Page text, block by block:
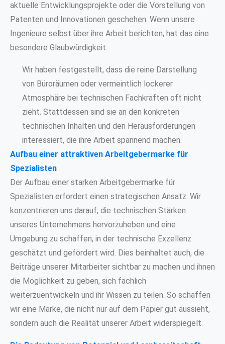
aktuelle Entwicklungsprojekte oder die Vorstellung von
Patenten und Innovationen geschehen. Wenn unsere
Ingenieure selbst über ihre Arbeit berichten, hat das eine
besondere Glaubwürdigkeit.
Wir haben festgestellt, dass die reine Darstellung
von Büroräumen oder vermeintlich lockerer
Atmosphäre bei technischen Fachkräften oft nicht
zieht. Stattdessen sind sie an den konkreten
technischen Inhalten und den Herausforderungen
interessiert, die ihre Arbeit spannend machen.
Aufbau einer attraktiven Arbeitgebermarke für
Spezialisten
Der Aufbau einer starken Arbeitgebermarke für
Spezialisten erfordert einen strategischen Ansatz. Wir
konzentrieren uns darauf, die technischen Stärken
unseres Unternehmens hervorzuheben und eine
Umgebung zu schaffen, in der technische Exzellenz
geschätzt und gefördert wird. Dies beinhaltet auch, die
Beiträge unserer Mitarbeiter sichtbar zu machen und ihnen
die Möglichkeit zu geben, sich fachlich
weiterzuentwickeln und ihr Wissen zu teilen. So schaffen
wir eine Marke, die nicht nur auf dem Papier gut aussieht,
sondern auch die Realität unserer Arbeit widerspiegelt.